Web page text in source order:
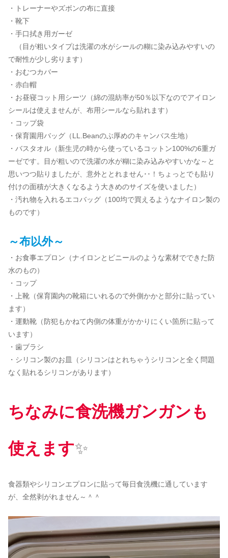
・トレーナーやズボンの布に直接
・靴下
・手口拭き用ガーゼ
（目が粗いタイプは洗濯の水がシールの糊に染み込みやすいの
で耐性が少し劣ります）
・おむつカバー
・赤白帽
・お昼寝コット用シーツ（綿の混紡率が50％以下なのでアイロン
シールは使えませんが、布用シールなら貼れます）
・コップ袋
・保育園用バッグ（LL.Beanのぶ厚めのキャンバス生地）
・バスタオル（新生児の時から使っているコットン100%の6重ガ
ーゼです。目が粗いので洗濯の水が糊に染み込みやすいかな～と
思いつつ貼りましたが、意外ととれません･･！ちょっとでも貼り
付けの面積が大きくなるよう大きめのサイズを使いました）
・汚れ物を入れるエコバッグ（100均で買えるようなナイロン製の
ものです）
～布以外～
・お食事エプロン（ナイロンとビニールのような素材でできた防
水のもの）
・コップ
・上靴（保育園内の靴箱にいれるので外側かかと部分に貼ってい
ます）
・運動靴（防犯もかねて内側の体重がかかりにくい箇所に貼って
います）
・歯ブラシ
・シリコン製のお皿（シリコンはとれちゃうシリコンと全く問題
なく貼れるシリコンがあります）
ちなみに食洗機ガンガン も
使えます✨️
食器類やシリコンエプロンに貼って毎日食洗機に通しています
が、全然剥がれません～＾＾